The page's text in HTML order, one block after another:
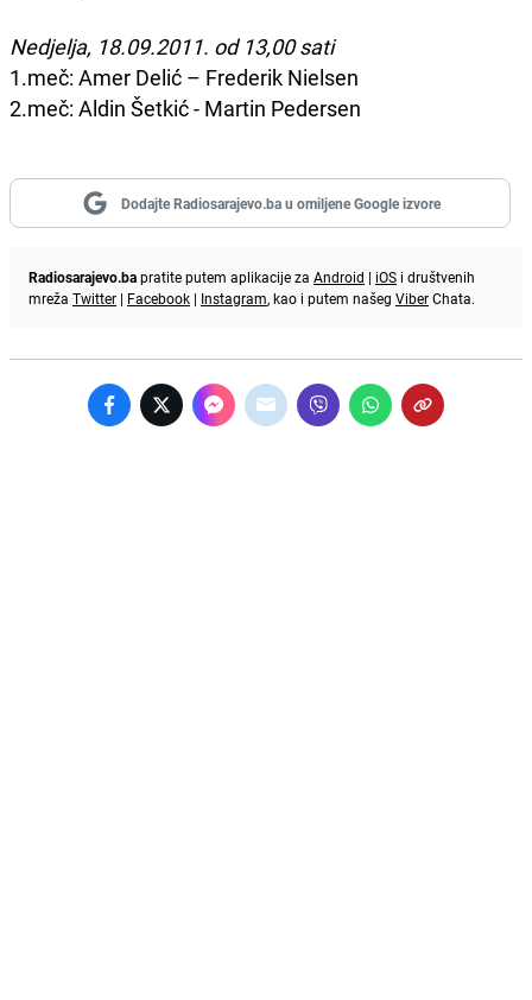
Nedjelja, 18.09.2011. od 13,00 sati
1.meč: Amer Delić – Frederik Nielsen
2.meč: Aldin Šetkić - Martin Pedersen
Dodajte Radiosarajevo.ba u omiljene Google izvore
Radiosarajevo.bapratite putem aplikacije za Android | iOS i društvenih
mreža Twitter | Facebook | Instagram, kao i putem našeg ViberChata.